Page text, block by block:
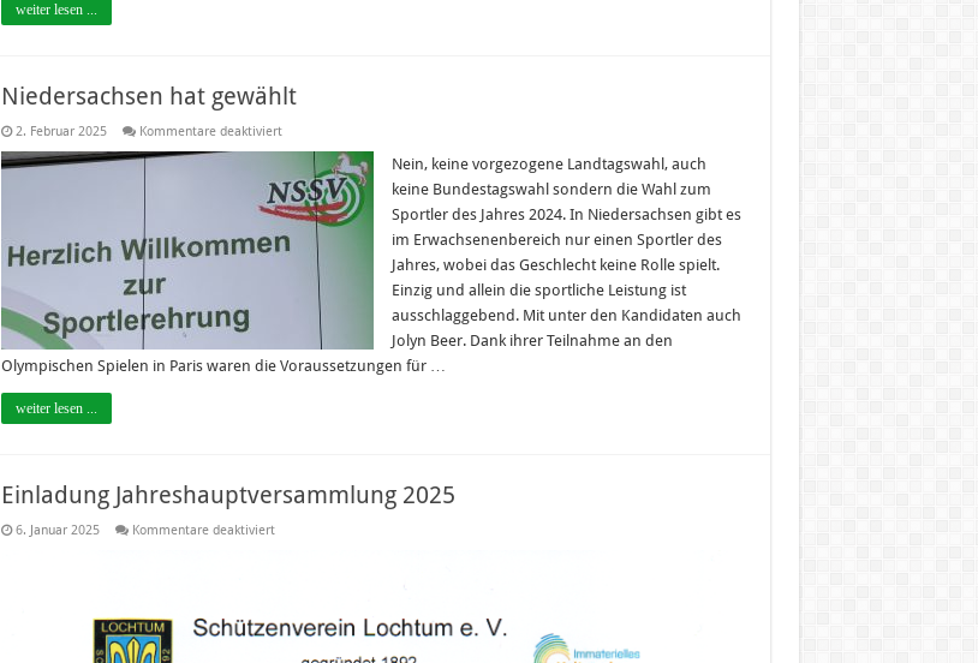
weiter lesen ...
Niedersachsen hat gewählt
2. Februar 2025 Kommentare deaktiviertfür
gewählt
Nein, keine vorgezogene Landtagswahl, auch
keine Bundestagswahl sondern die Wahl zum
Sportler des Jahres 2024. In Niedersachsen gibt es
im Erwachsenenbereich nur einen Sportler des
Jahres, wobei das Geschlecht keine Rolle spielt.
Einzig und allein die sportliche Leistung ist
ausschlaggebend. Mit unter den Kandidaten auch
Jolyn Beer. Dank ihrer Teilnahme an den
Olympischen Spielen in Paris waren die Voraussetzungen für …
weiter lesen ...
Einladung Jahreshauptversammlung 2025
6. Januar 2025 Kommentare deaktiviertfür